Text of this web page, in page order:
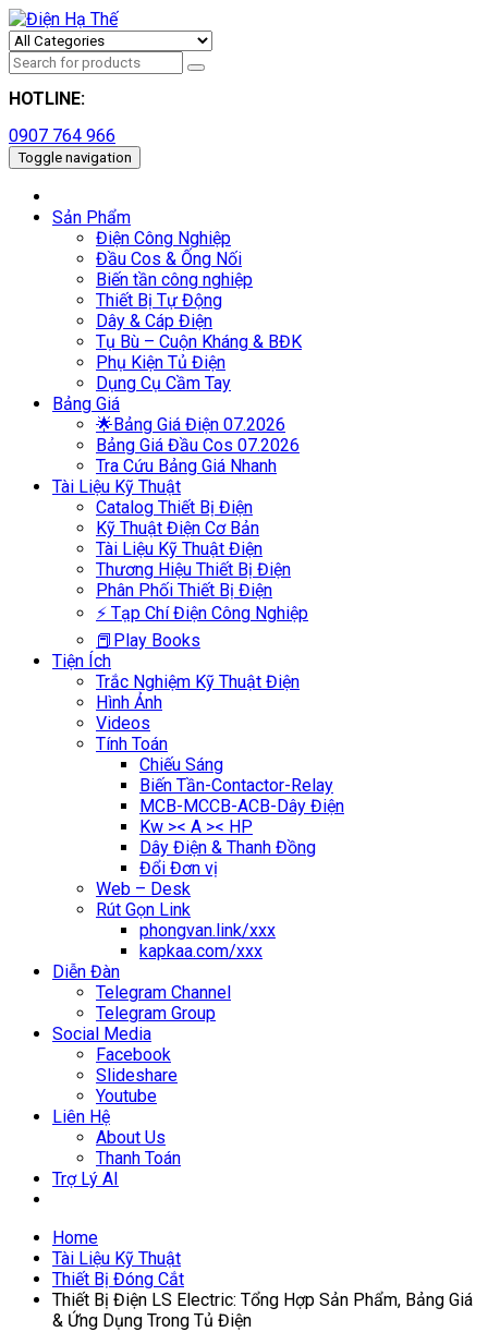
HOTLINE:
0907 764 966
Toggle navigation
Sản Phẩm
Điện Công Nghiệp
Đầu Cos & Ống Nối
Biến tần công nghiệp
Thiết Bị Tự Động
Dây & Cáp Điện
Tụ Bù – Cuộn Kháng & BĐK
Phụ Kiện Tủ Điện
Dụng Cụ Cầm Tay
Bảng Giá
🌟Bảng Giá Điện 07.2026
Bảng Giá Đầu Cos 07.2026
Tra Cứu Bảng Giá Nhanh
Tài Liệu Kỹ Thuật
Catalog Thiết Bị Điện
Kỹ Thuật Điện Cơ Bản
Tài Liệu Kỹ Thuật Điện
Thương Hiệu Thiết Bị Điện
Phân Phối Thiết Bị Điện
⚡ Tạp Chí Điện Công Nghiệp
📕Play Books
Tiện Ích
Trắc Nghiệm Kỹ Thuật Điện
Hình Ảnh
Videos
Tính Toán
Chiếu Sáng
Biến Tần-Contactor-Relay
MCB-MCCB-ACB-Dây Điện
Kw >< A >< HP
Dây Điện & Thanh Đồng
Đổi Đơn vị
Web – Desk
Rút Gọn Link
phongvan.link/xxx
kapkaa.com/xxx
Diễn Đàn
Telegram Channel
Telegram Group
Social Media
Facebook
Slideshare
Youtube
Liên Hệ
About Us
Thanh Toán
Trợ Lý AI
Home
Tài Liệu Kỹ Thuật
Thiết Bị Đóng Cắt
Thiết Bị Điện LS Electric: Tổng Hợp Sản Phẩm, Bảng Giá
& Ứng Dụng Trong Tủ Điện